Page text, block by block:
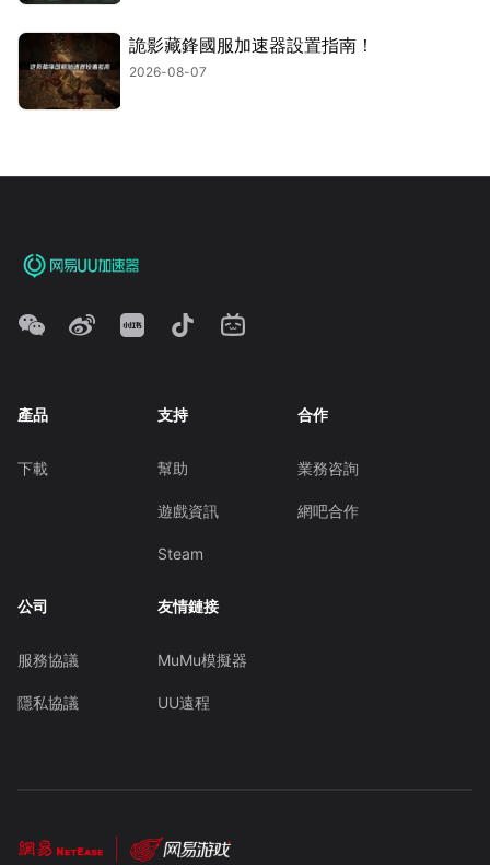
詭影藏鋒國服加速器設置指南！
2026-08-07
產品
下載
支持
幫助
遊戲資訊
Steam
合作
業務咨詢
網吧合作
公司
服務協議
隱私協議
友情鏈接
MuMu模擬器
UU遠程